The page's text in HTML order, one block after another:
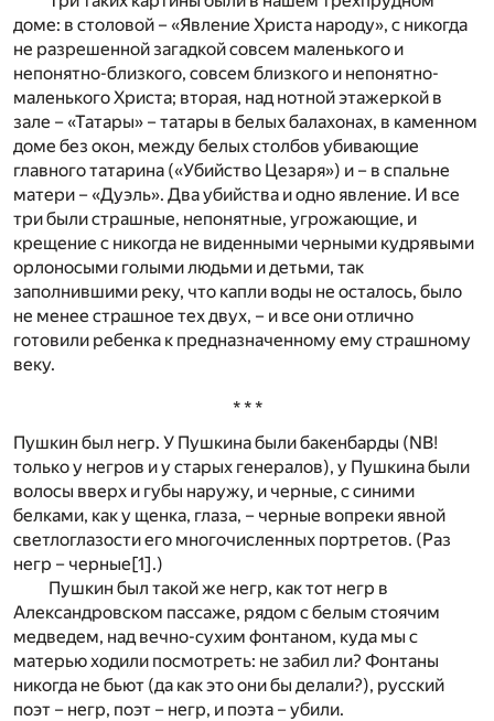
доме: в столовой – «Явление Христа народу», с никогда
не разрешенной загадкой совсем маленького и
непонятно-близкого, совсем близкого и непонятно-
маленького Христа; вторая, над нотной этажеркой в
зале – «Татары» – татары в белых балахонах, в каменном
доме без окон, между белых столбов убивающие
главного татарина («Убийство Цезаря») и – в спальне
матери – «Дуэль». Два убийства и одно явление. И все
три были страшные, непонятные, угрожающие, и
крещение с никогда не виденными черными кудрявыми
орлоносыми голыми людьми и детьми, так
заполнившими реку, что капли воды не осталось, было
не менее страшное тех двух, – и все они отлично
готовили ребенка к предназначенному ему страшному
веку.
* * *
Пушкин был негр. У Пушкина были бакенбарды (NB!
только у негров и у старых генералов), у Пушкина были
волосы вверх и губы наружу, и черные, с синими
белками, как у щенка, глаза, – черные вопреки явной
светлоглазости его многочисленных портретов. (Раз
негр – черные[1].)
Пушкин был такой же негр, как тот негр в
Александровском пассаже, рядом с белым стоячим
медведем, над вечно-сухим фонтаном, куда мы с
матерью ходили посмотреть: не забил ли? Фонтаны
никогда не бьют (да как это они бы делали?), русский
поэт – негр, поэт – негр, и поэта – убили.